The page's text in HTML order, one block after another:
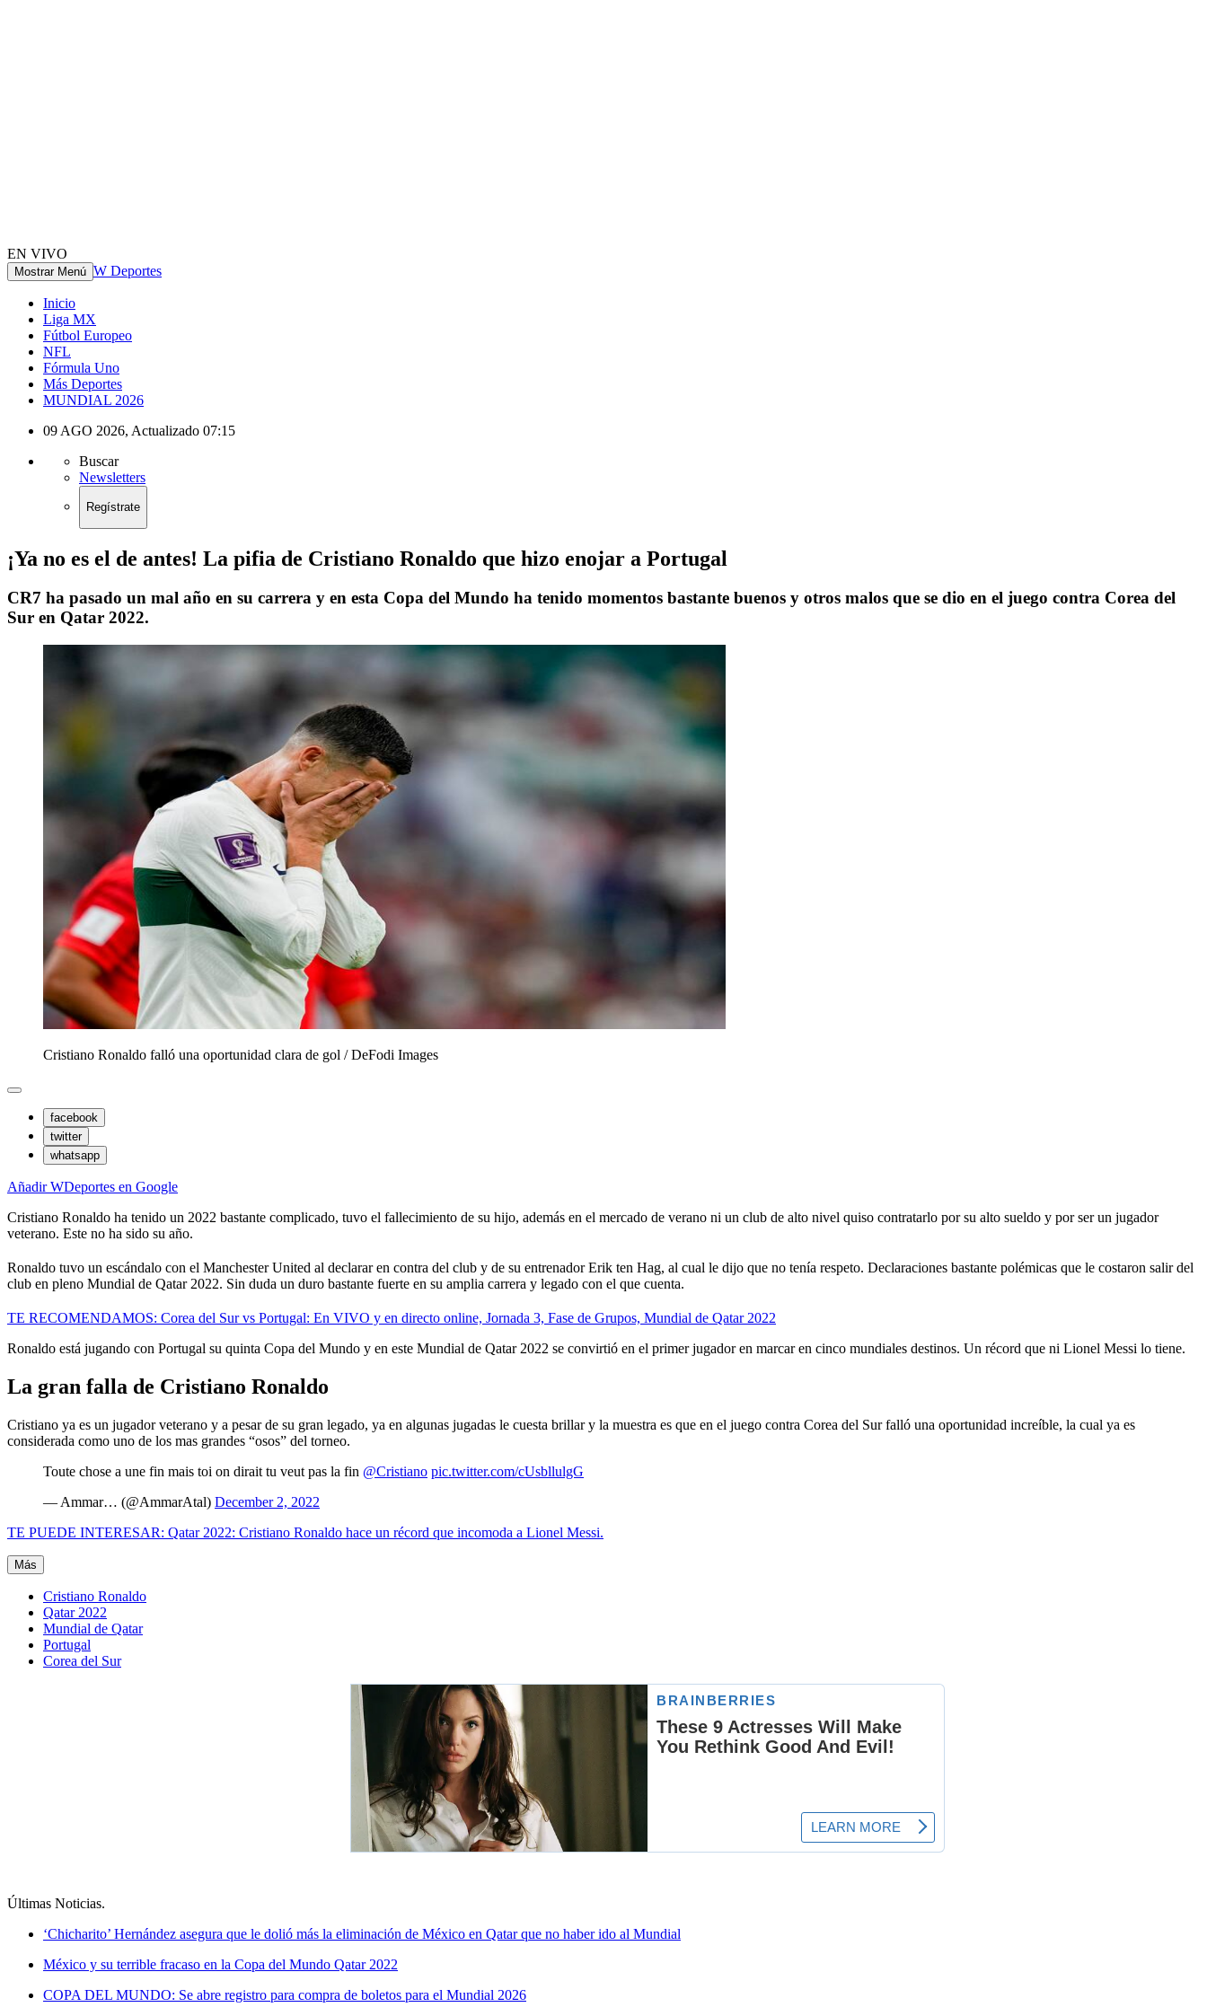
EN VIVO
Mostrar Menú W Deportes
Inicio
Liga MX
Fútbol Europeo
NFL
Fórmula Uno
Más Deportes
MUNDIAL 2026
09 AGO 2026, Actualizado 07:15
Buscar
Newsletters
Regístrate
¡Ya no es el de antes! La pifia de Cristiano Ronaldo que hizo enojar a Portugal
CR7 ha pasado un mal año en su carrera y en esta Copa del Mundo ha tenido momentos bastante buenos y otros malos que se dio en el juego contra Corea del
Sur en Qatar 2022.
Cristiano Ronaldo falló una oportunidad clara de gol /DeFodi Images
facebook
twitter
whatsapp
Añadir WDeportes en Google
Cristiano Ronaldo ha tenido un 2022 bastante complicado, tuvo el fallecimiento de su hijo, además en el mercado de verano ni un club de alto nivel quiso contratarlo por su alto sueldo y por ser un jugador
veterano. Este no ha sido su año.
Ronaldo tuvo un escándalo con el Manchester United al declarar en contra del club y de su entrenador Erik ten Hag, al cual le dijo que no tenía respeto. Declaraciones bastante polémicas que le costaron salir del
club en pleno Mundial de Qatar 2022. Sin duda un duro bastante fuerte en su amplia carrera y legado con el que cuenta.
TE RECOMENDAMOS: Corea del Sur vs Portugal: En VIVO y en directo online, Jornada 3, Fase de Grupos, Mundial de Qatar 2022
Ronaldo está jugando con Portugal su quinta Copa del Mundo y en este Mundial de Qatar 2022 se convirtió en el primer jugador en marcar en cinco mundiales destinos. Un récord que ni Lionel Messi lo tiene.
La gran falla de Cristiano Ronaldo
Cristiano ya es un jugador veterano y a pesar de su gran legado, ya en algunas jugadas le cuesta brillar y la muestra es que en el juego contra Corea del Sur falló una oportunidad increíble, la cual ya es
considerada como uno de los mas grandes “osos” del torneo.
Toute chose a une fin mais toi on dirait tu veut pas la fin @Cristiano pic.twitter.com/cUsbllulgG
— Ammar… (@AmmarAtal) December 2, 2022
TE PUEDE INTERESAR: Qatar 2022: Cristiano Ronaldo hace un récord que incomoda a Lionel Messi.
Más
Cristiano Ronaldo
Qatar 2022
Mundial de Qatar
Portugal
Corea del Sur
Últimas Noticias.
‘Chicharito’ Hernández asegura que le dolió más la eliminación de México en Qatar que no haber ido al Mundial
México y su terrible fracaso en la Copa del Mundo Qatar 2022
COPA DEL MUNDO: Se abre registro para compra de boletos para el Mundial 2026